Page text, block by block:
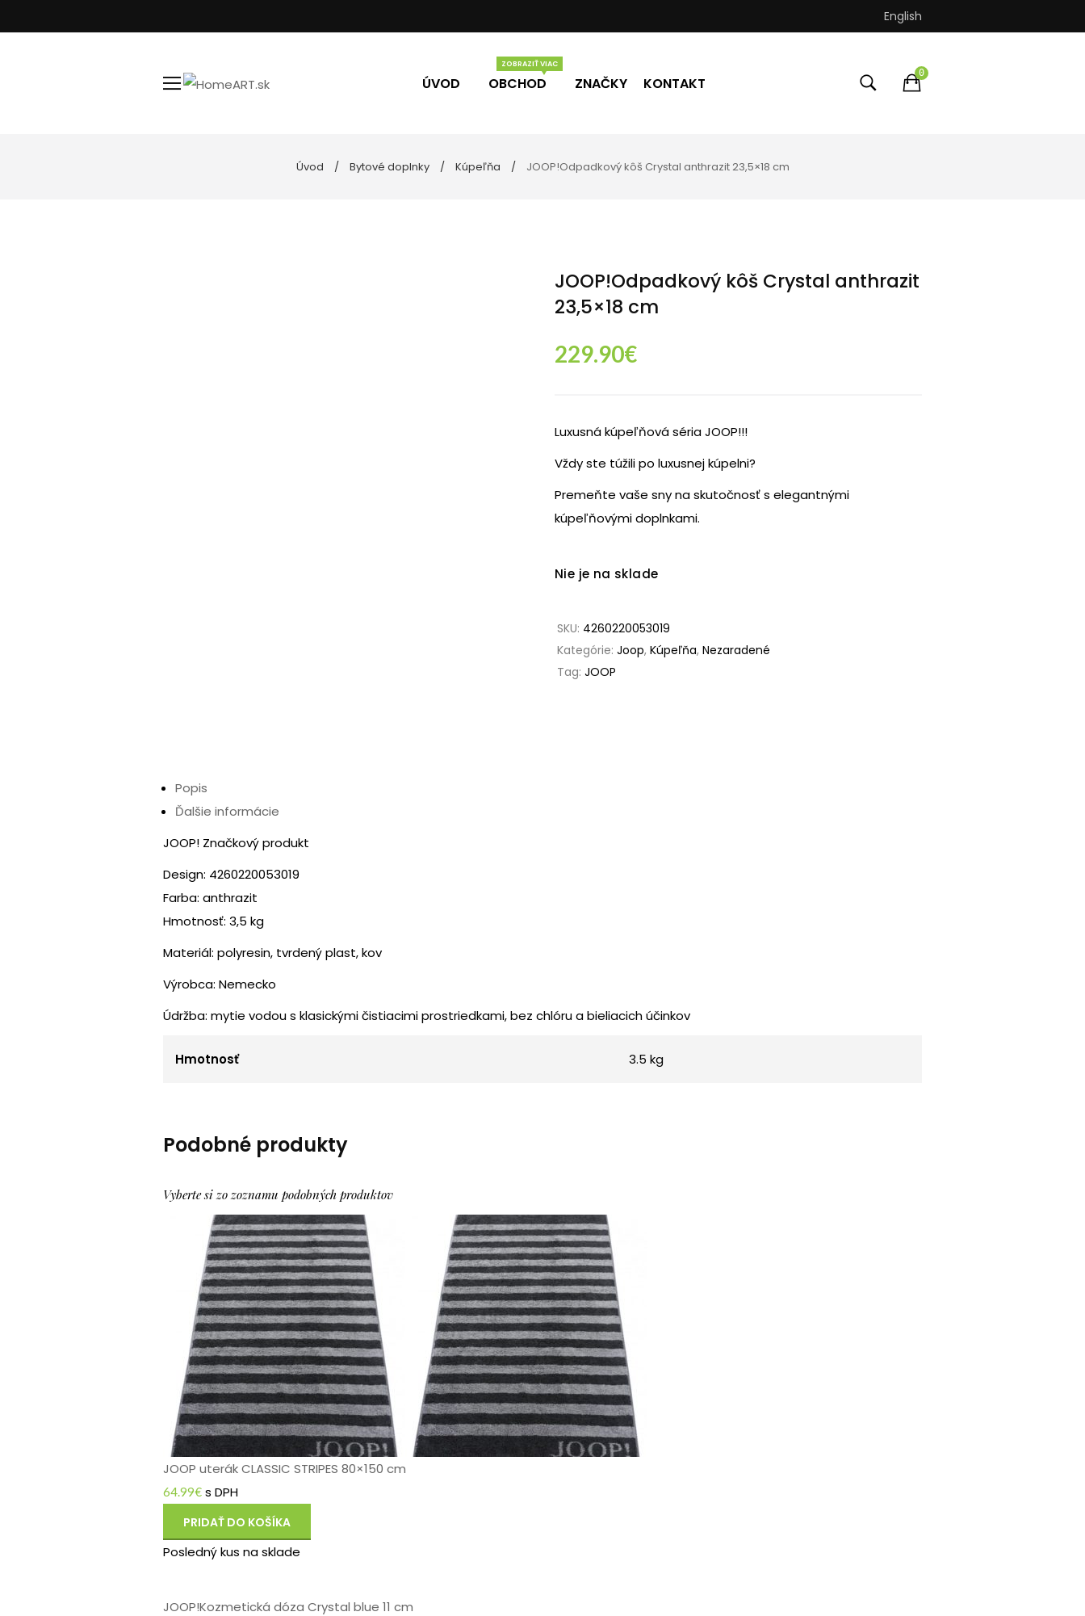
English
ÚVOD OBCHOD
Uteráky
Vône Darčekové poukážky
ZNAČKY KONTAKT
0
Úvod Bytové doplnky Kúpeľňa JOOP!Odpadkový kôš Crystal anthrazit 23,5×18 cm
JOOP!Odpadkový kôš Crystal anthrazit
23,5×18 cm
229.90€
Luxusná kúpeľňová séria JOOP!!!
Vždy ste túžili po luxusnej kúpelni?
Premeňte vaše sny na skutočnosť s elegantnými
kúpeľňovými doplnkami.
Nie je na sklade
SKU: 4260220053019
Kategórie: Joop, Kúpeľňa, Nezaradené
Tag: JOOP
Popis
Ďalšie informácie
JOOP! Značkový produkt
Design: 4260220053019
Farba: anthrazit
Hmotnosť: 3,5 kg
Materiál: polyresin, tvrdený plast, kov
Výrobca: Nemecko
Údržba: mytie vodou s klasickými čistiacimi prostriedkami, bez chlóru a bieliacich účinkov
Hmotnosť 3.5 kg
Podobné produkty
Vyberte si zo zoznamu podobných produktov
JOOP uterák CLASSIC STRIPES 80×150 cm
64.99€ s DPH
PRIDAŤ DO KOŠÍKA
Posledný kus na sklade
JOOP!Kozmetická dóza Crystal blue 11 cm